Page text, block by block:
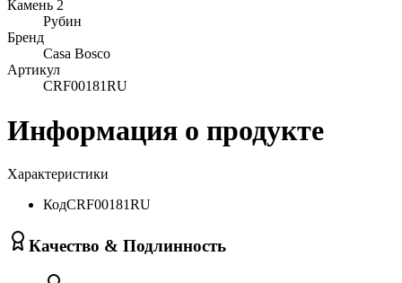
Камень 2
Рубин
Бренд
Casa Bosco
Артикул
CRF00181RU
Информация о продукте
Характеристики
КодCRF00181RU
Качество & Подлинность